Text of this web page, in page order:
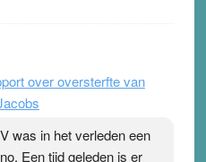
over oversterfte van
was in het verleden een
Een tijd geleden is er